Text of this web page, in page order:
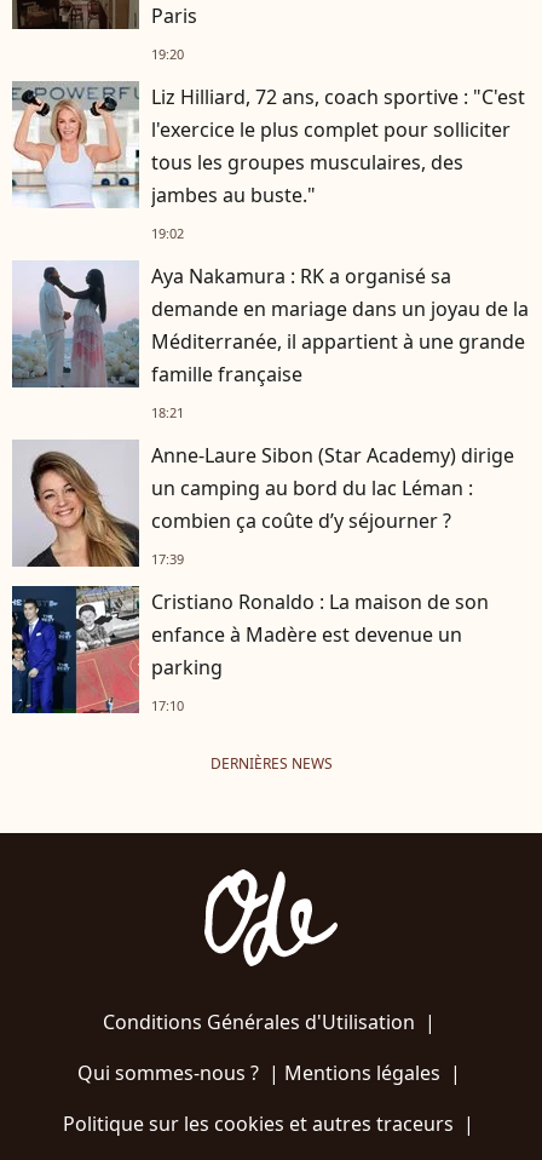
Paris
19:20
Liz Hilliard, 72 ans, coach sportive : "C'est
l'exercice le plus complet pour solliciter
tous les groupes musculaires, des
jambes au buste."
19:02
Aya Nakamura : RK a organisé sa
demande en mariage dans un joyau de la
Méditerranée, il appartient à une grande
famille française
18:21
Anne-Laure Sibon (Star Academy) dirige
un camping au bord du lac Léman :
combien ça coûte d’y séjourner ?
17:39
Cristiano Ronaldo : La maison de son
enfance à Madère est devenue un
parking
17:10
DERNIÈRES NEWS
Conditions Générales d'Utilisation |
Qui sommes-nous ?| Mentions légales |
Politique sur les cookies et autres traceurs |